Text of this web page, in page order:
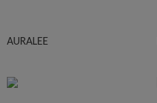
AURALEE